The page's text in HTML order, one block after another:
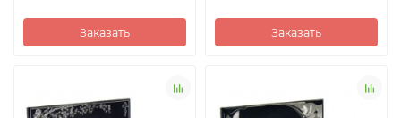
Заказать Заказать